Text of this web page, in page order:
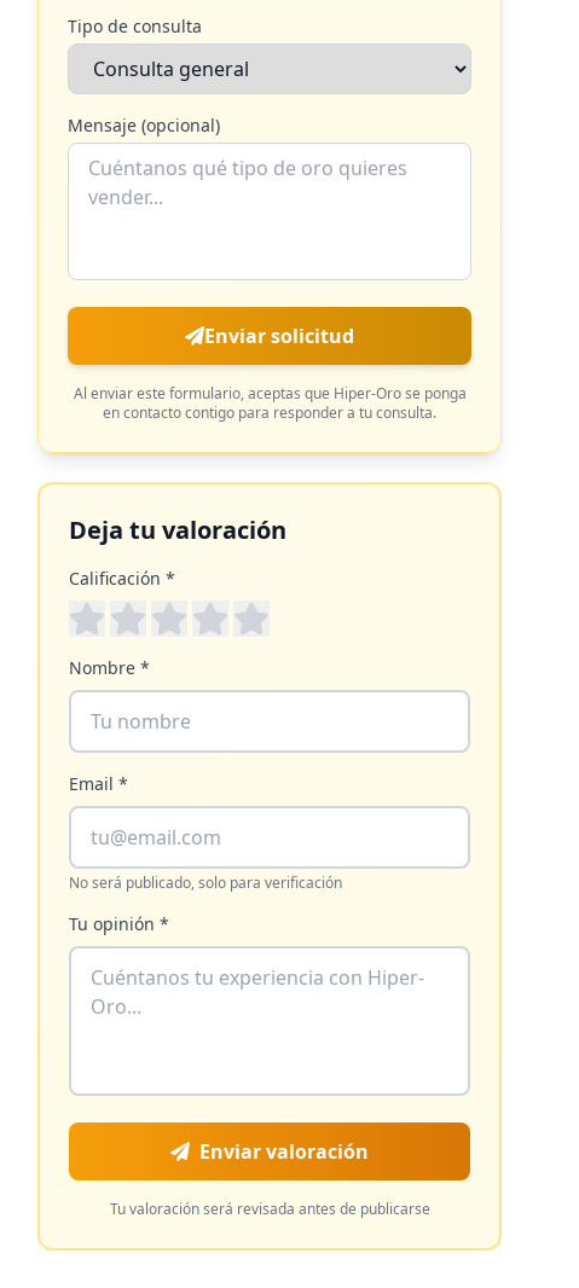
Tipo de consulta
Mensaje (opcional)
Enviar solicitud
Al enviar este formulario, aceptas que Hiper-Orose ponga
en contacto contigo para responder a tu consulta.
Deja tu valoración
Calificación *
Nombre *
Email *
No será publicado, solo para verificación
Tu opinión *
Enviar valoración
Tu valoración será revisada antes de publicarse